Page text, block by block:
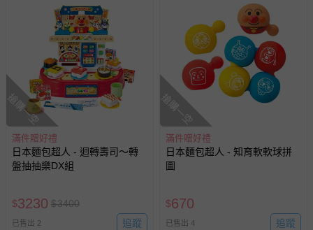
搶購一空
滿件贈好禮
日本麵包超人 - 迴轉壽司～轉
盤抽抽樂DX組
$3230 $3400
已售出 2 追蹤
搶購一空
滿件贈好禮
日本麵包超人 - 知育軟軟球拼
圖
$670
已售出 4 追蹤